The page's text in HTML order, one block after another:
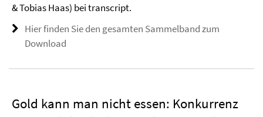
& Tobias Haas) bei transcript.
Hier finden Sie den gesamten Sammelband zum
Download
Gold kann man nicht essen: Konkurrenz